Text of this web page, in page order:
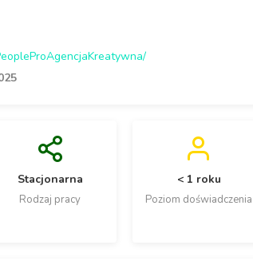
Stacjonarna
Rodzaj pracy
< 1 roku
Poziom doświadczenia